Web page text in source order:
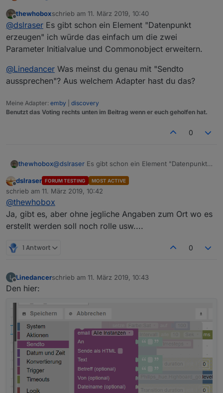
Neue Datenpunkte erstellen, direkt mit allen wichtigen
Angaben wie z.B. button, switch, string, SmartName
(für iot/cloud)
Im Moment gibt es keinen Baustein, nur einen
Umweg.
z.B.
z.B.
Beispiel Blockly Export im Spoiler
Spoiler
Offline
thewhoboxschrieb am 11. März 2019, 10:40
zuletzt editiert von
@dslraser Es gibt schon ein Element "Datenpunkt
erzeugen" ich würde das einfach um die zwei
Parameter Initialvalue und Commonobject erweitern.
@Linedancer Was meinst du genau mit "Sendto
aussprechen"? Aus welchem Adapter hast du das?
Meine Adapter: emby
discovery
Benutzt das Voting rechts unten im Beitrag wenn er euch geholfen hat.
0
thewhobox@dslraser Es gibt schon ein Element "Datenpunkt
Parameter Initialvalue und Commonobject
erweitern.
@LinedancerWas meinst du genau mit "Sendto
aussprechen"? Aus welchem Adapter hast du das?
Offline
dslraser FORUM TESTING MOST ACTIVE
schrieb am 11. März 2019, 10:42
zuletzt editiert von
@thewhobox
Ja, gibt es, aber ohne jegliche Angaben zum Ort wo es
erstellt werden soll noch rolle usw....
1 Antwort 0
L
Offline
Linedancerschrieb am 11. März 2019, 10:43
zuletzt editiert von
Den hier: